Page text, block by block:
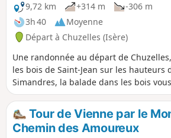
9,72 km
+314 m
-306 m
3h 40
Moyenne
Départ à Chuzelles (Isère)
Une randonnée au départ de
les bois de Saint-Jean sur les hauteurs
Simandres, la balade dans les bois
d'apprécier la nature et le calme. En
possible visite de Notre-Dame de
l'antique voie domitienne, la chapelle
XIIe siècle.
Tour de Vienne par le
Chemin des Amoureux